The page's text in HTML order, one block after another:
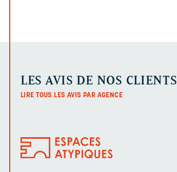
LES AVIS DE NOS CLIENTS
LIRE TOUS LES AVIS PAR AGENCE